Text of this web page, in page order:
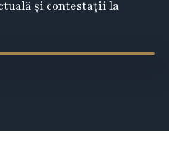
şi contestații la